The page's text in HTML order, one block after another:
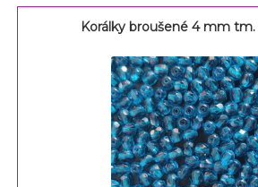
Korálky broušené 4 mm tm.